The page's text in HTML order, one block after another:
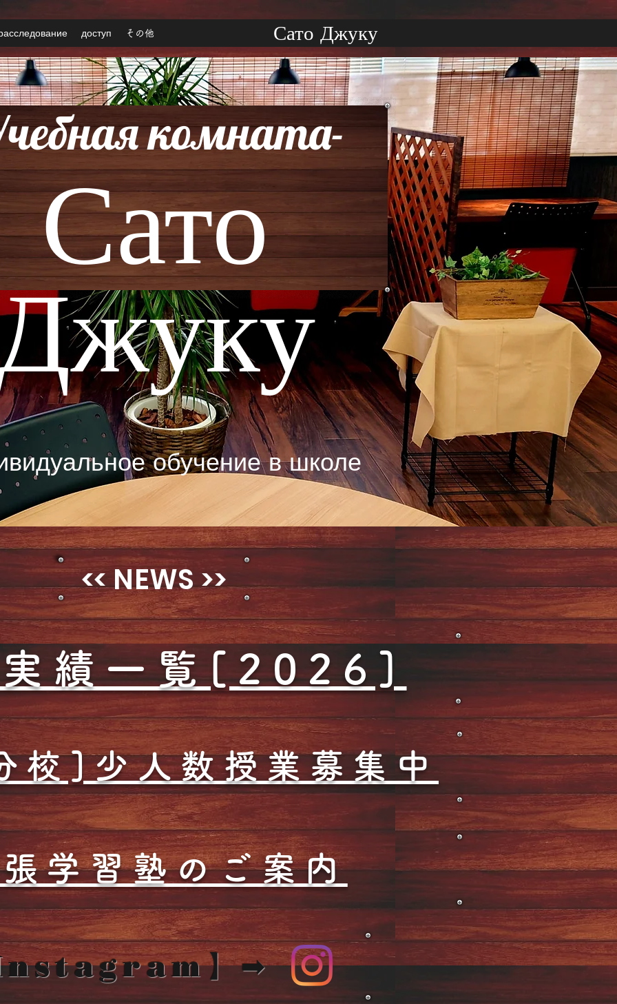
доступ その他 Сато Джуку
комната-
Сато
обучение в школе
<< NEWS >>
実績一覧[2026]
校]少人数授業募集中
学習塾のご案内
】➡